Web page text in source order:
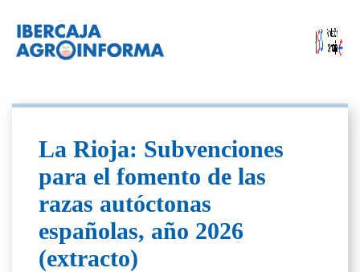
La Rioja: Subvenciones
para el fomento de las
razas autóctonas
españolas, año 2026
(extracto)